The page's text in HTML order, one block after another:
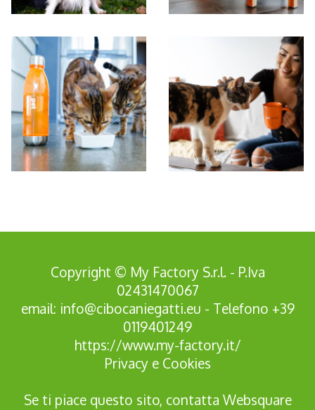
Copyright © My Factory S.r.l. - P.Iva
02431470067
email: info@cibocaniegatti.eu - Telefono +39
0119401249
https://www.my-factory.it/
Privacy e Cookies
Se ti piace questo sito, contatta Websquare